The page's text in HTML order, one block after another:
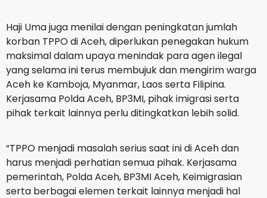
Haji Uma juga menilai dengan peningkatan jumlah
korban TPPO di Aceh, diperlukan penegakan hukum
maksimal dalam upaya menindak para agen ilegal
yang selama ini terus membujuk dan mengirim warga
Aceh ke Kamboja, Myanmar, Laos serta Filipina.
Kerjasama Polda Aceh, BP3MI, pihak imigrasi serta
pihak terkait lainnya perlu ditingkatkan lebih solid.
“TPPO menjadi masalah serius saat ini di Aceh dan
harus menjadi perhatian semua pihak. Kerjasama
pemerintah, Polda Aceh, BP3MI Aceh, Keimigrasian
serta berbagai elemen terkait lainnya menjadi hal